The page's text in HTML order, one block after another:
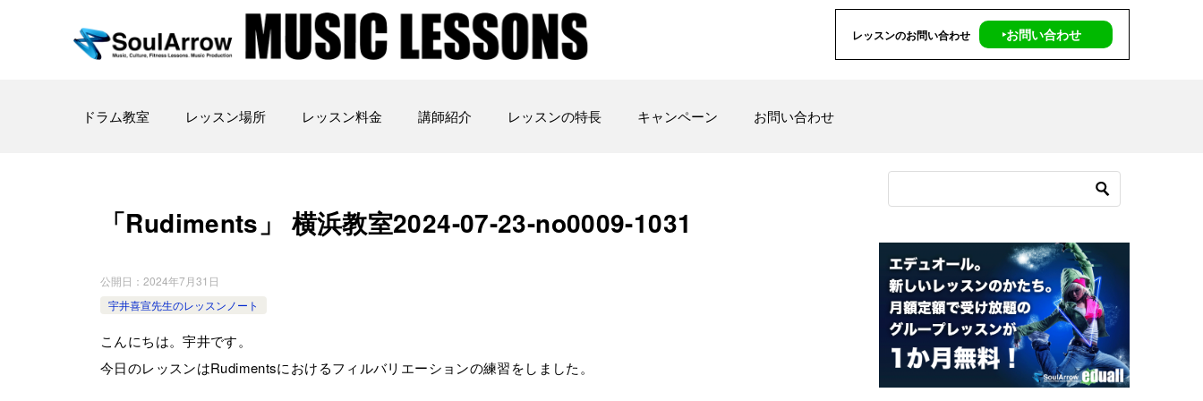
レッスンのお問い合わせ ‣お問い合わせ
ドラム教室 レッスン場所 レッスン料金 講師紹介 レッスンの特長 キャンペーン お問い合わせ
「Rudiments」 横浜教室2024-07-23-no0009-1031
公開日： 2024年7月31日
宇井喜宣先生のレッスンノート
こんにちは。宇井です。
今日のレッスンはRudimentsにおけるフィルバリエーションの練習をしました。